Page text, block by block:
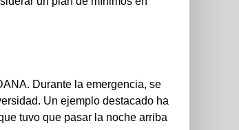
Durante la emergencia, se
Un ejemplo destacado ha
tuvo que pasar la noche arriba